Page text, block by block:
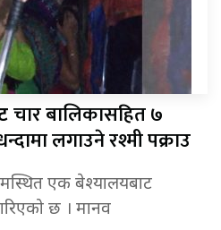
चार बालिकासहित ७
लगाउने रश्मी पक्राउ
एक बेश्यालयबाट
छ । मानव